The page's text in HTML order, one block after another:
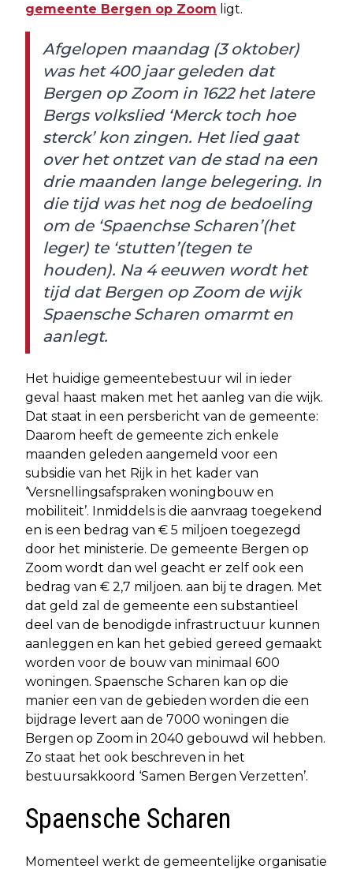
gemeente Bergen op Zoom ligt.
Afgelopen maandag (3 oktober)
was het 400 jaar geleden dat
Bergen op Zoom in 1622 het latere
Bergs volkslied ‘Merck toch hoe
sterck’ kon zingen. Het lied gaat
over het ontzet van de stad na een
drie maanden lange belegering. In
die tijd was het nog de bedoeling
om de ‘Spaenchse Scharen’(het
leger) te ‘stutten’(tegen te
houden). Na 4 eeuwen wordt het
tijd dat Bergen op Zoom de wijk
Spaensche Scharen omarmt en
aanlegt.
Het huidige gemeentebestuur wil in ieder
geval haast maken met het aanleg van die wijk.
Dat staat in een persbericht van de gemeente:
Daarom heeft de gemeente zich enkele
maanden geleden aangemeld voor een
subsidie van het Rijk in het kader van
‘Versnellingsafspraken woningbouw en
mobiliteit’. Inmiddels is die aanvraag toegekend
en is een bedrag van € 5 miljoen toegezegd
door het ministerie. De gemeente Bergen op
Zoom wordt dan wel geacht er zelf ook een
bedrag van € 2,7 miljoen. aan bij te dragen. Met
dat geld zal de gemeente een substantieel
deel van de benodigde infrastructuur kunnen
aanleggen en kan het gebied gereed gemaakt
worden voor de bouw van minimaal 600
woningen. Spaensche Scharen kan op die
manier een van de gebieden worden die een
bijdrage levert aan de 7000 woningen die
Bergen op Zoom in 2040 gebouwd wil hebben.
Zo staat het ook beschreven in het
bestuursakkoord ‘Samen Bergen Verzetten’.
Spaensche Scharen
Momenteel werkt de gemeentelijke organisatie